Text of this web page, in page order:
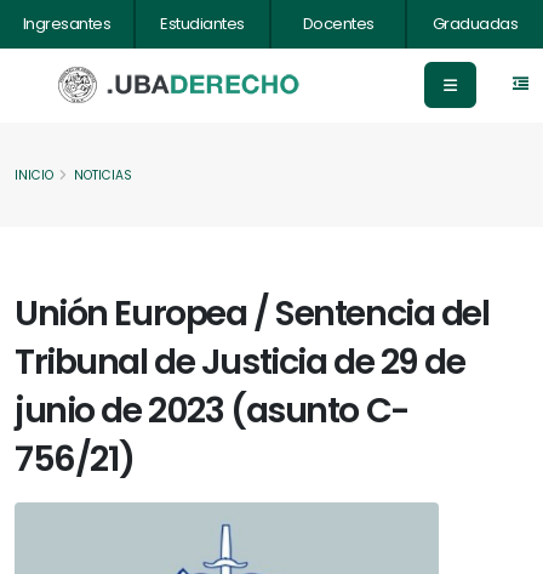
Ingresantes Estudiantes Docentes Graduadas
INICIO NOTICIAS
Unión Europea / Sentencia del
Tribunal de Justicia de 29 de
junio de 2023 (asunto C-
756/21)